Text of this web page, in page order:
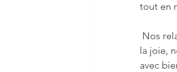
tout en
la joie,
avec